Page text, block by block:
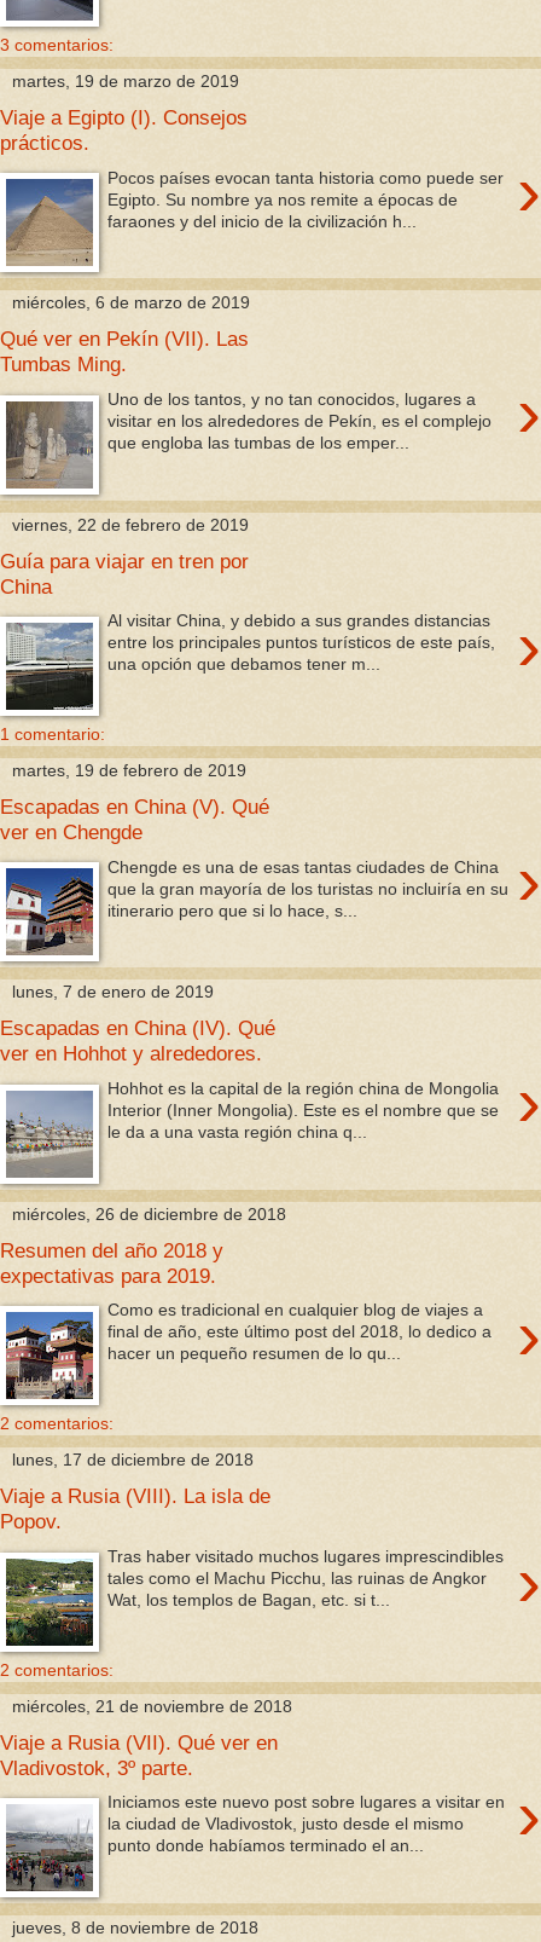
3 comentarios:
martes, 19 de marzo de 2019
Viaje a Egipto (I). Consejos
prácticos.
›
Pocos países evocan tanta historia como puede ser
Egipto. Su nombre ya nos remite a épocas de
faraones y del inicio de la civilización h...
miércoles, 6 de marzo de 2019
Qué ver en Pekín (VII). Las
Tumbas Ming.
›
Uno de los tantos, y no tan conocidos, lugares a
visitar en los alrededores de Pekín, es el complejo
que engloba las tumbas de los emper...
viernes, 22 de febrero de 2019
Guía para viajar en tren por
China
›
Al visitar China, y debido a sus grandes distancias
entre los principales puntos turísticos de este país,
una opción que debamos tener m...
1 comentario:
martes, 19 de febrero de 2019
Escapadas en China (V). Qué
ver en Chengde
›
Chengde es una de esas tantas ciudades de China
que la gran mayoría de los turistas no incluiría en su
itinerario pero que si lo hace, s...
lunes, 7 de enero de 2019
Escapadas en China (IV). Qué
ver en Hohhot y alrededores.
›
Hohhot es la capital de la región china de Mongolia
Interior (Inner Mongolia). Este es el nombre que se
le da a una vasta región china q...
miércoles, 26 de diciembre de 2018
Resumen del año 2018 y
expectativas para 2019.
›
Como es tradicional en cualquier blog de viajes a
final de año, este último post del 2018, lo dedico a
hacer un pequeño resumen de lo qu...
2 comentarios:
lunes, 17 de diciembre de 2018
Viaje a Rusia (VIII). La isla de
Popov.
›
Tras haber visitado muchos lugares imprescindibles
tales como el Machu Picchu, las ruinas de Angkor
Wat, los templos de Bagan, etc. si t...
2 comentarios:
miércoles, 21 de noviembre de 2018
Viaje a Rusia (VII). Qué ver en
Vladivostok, 3º parte.
›
Iniciamos este nuevo post sobre lugares a visitar en
la ciudad de Vladivostok, justo desde el mismo
punto donde habíamos terminado el an...
jueves, 8 de noviembre de 2018